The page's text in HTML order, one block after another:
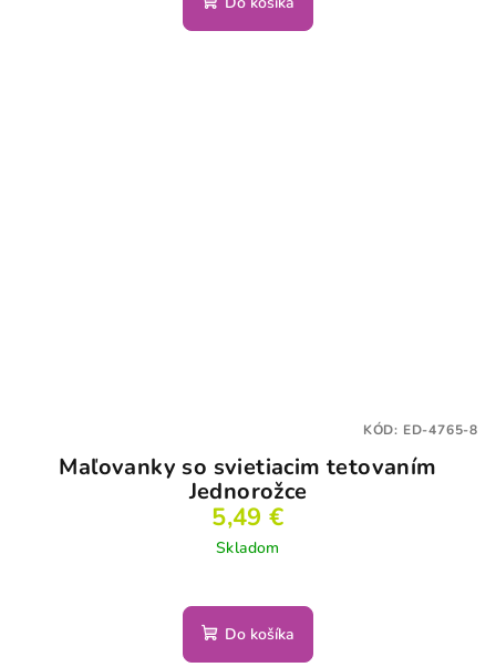
Maľovanky so svietiacim tetovaním
Jednorožce
5,49 €
Skladom
Do košíka
KÓD: ED-4765-8